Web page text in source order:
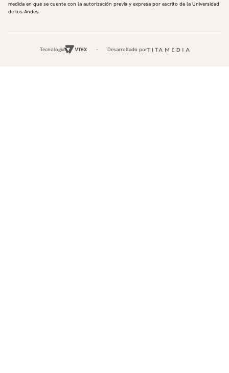
medida en que se cuente con la autorización previa y expresa por escrito de la Universidad
de los Andes.
Tecnología Desarrollado por